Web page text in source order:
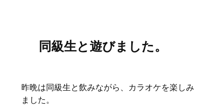
同級生と遊びました。
昨晩は同級生と飲みながら、カラオケを楽しみ
ました。